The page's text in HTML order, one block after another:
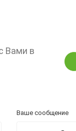
Вами в
Ваше сообщение